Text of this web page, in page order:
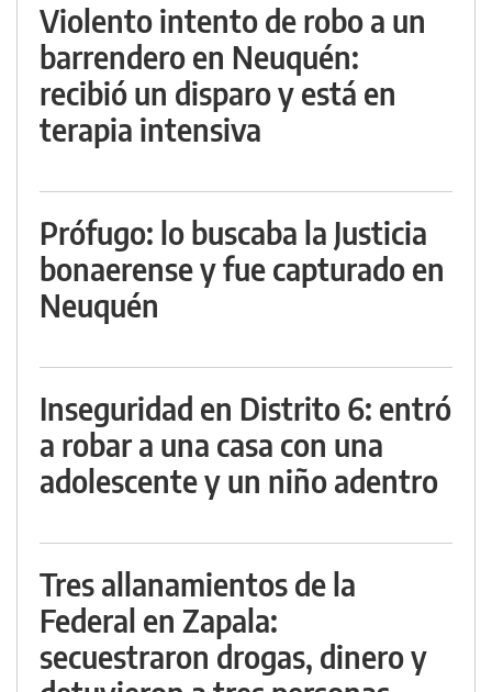
Violento intento de robo a un
barrendero en Neuquén:
recibió un disparo y está en
terapia intensiva
Prófugo: lo buscaba la Justicia
bonaerense y fue capturado en
Neuquén
Inseguridad en Distrito 6: entró
a robar a una casa con una
adolescente y un niño adentro
Tres allanamientos de la
Federal en Zapala:
secuestraron drogas, dinero y